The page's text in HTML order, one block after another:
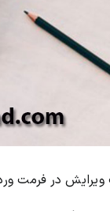
ویرایش در فرمت